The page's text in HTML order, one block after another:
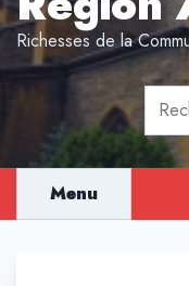
Richesses de la
Menu